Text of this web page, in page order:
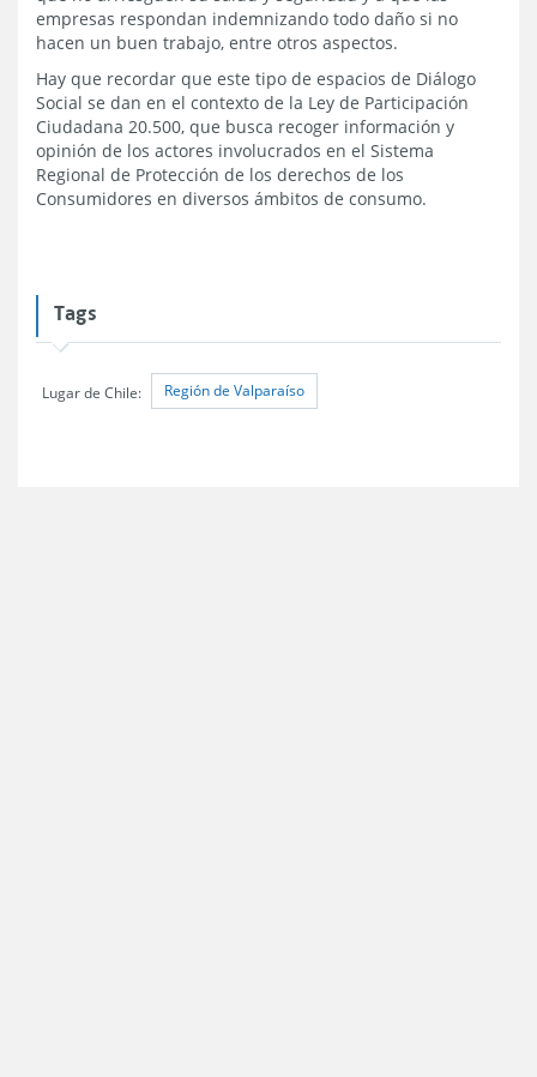
empresas respondan indemnizando todo daño si no
hacen un buen trabajo, entre otros aspectos.
Hay que recordar que este tipo de espacios de Diálogo
Social se dan en el contexto de la Ley de Participación
Ciudadana 20.500, que busca recoger información y
opinión de los actores involucrados en el Sistema
Regional de Protección de los derechos de los
Consumidores en diversos ámbitos de consumo.
Tags
Lugar de Chile: Región de Valparaíso